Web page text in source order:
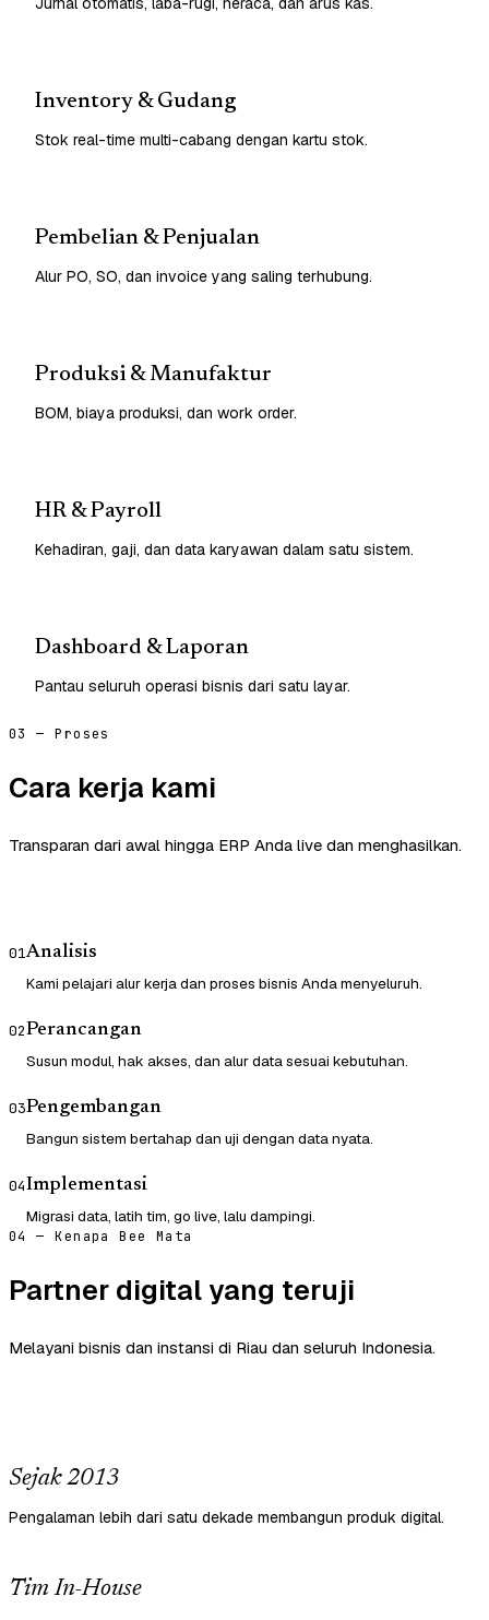
Inventory & Gudang
Stok real-time multi-cabang dengan kartu stok.
Pembelian & Penjualan
Alur PO, SO, dan invoice yang saling terhubung.
Produksi & Manufaktur
BOM, biaya produksi, dan work order.
HR & Payroll
Kehadiran, gaji, dan data karyawan dalam satu sistem.
Dashboard & Laporan
Pantau seluruh operasi bisnis dari satu layar.
03 — Proses
Cara kerja kami
Transparan dari awal hingga ERP Anda live dan menghasilkan.
01Analisis
Kami pelajari alur kerja dan proses bisnis Anda menyeluruh.
02Perancangan
Susun modul, hak akses, dan alur data sesuai kebutuhan.
03Pengembangan
Bangun sistem bertahap dan uji dengan data nyata.
04Implementasi
Migrasi data, latih tim, go live, lalu dampingi.
04 — Kenapa Bee Mata
Partner digital yang teruji
Melayani bisnis dan instansi di Riau dan seluruh Indonesia.
Sejak 2013
Pengalaman lebih dari satu dekade membangun produk digital.
Tim In-House